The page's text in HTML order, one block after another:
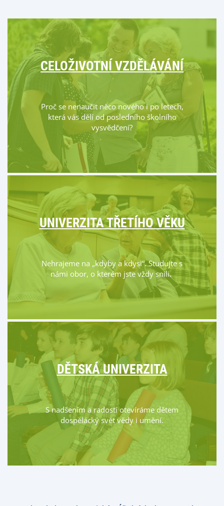
CELOŽIVOTNÍ VZDĚLÁVÁNÍ
Proč se nenaučit něco nového i po letech,
která vás dělí od posledního školního
vysvědčení?
UNIVERZITA TŘETÍHO VĚKU
Nehrajeme na „kdyby a kdysi“. Studujte s
námi obor, o kterém jste vždy snili.
DĚTSKÁ UNIVERZITA
S nadšením a radostí otevíráme dětem
dospělácký svět vědy i umění.